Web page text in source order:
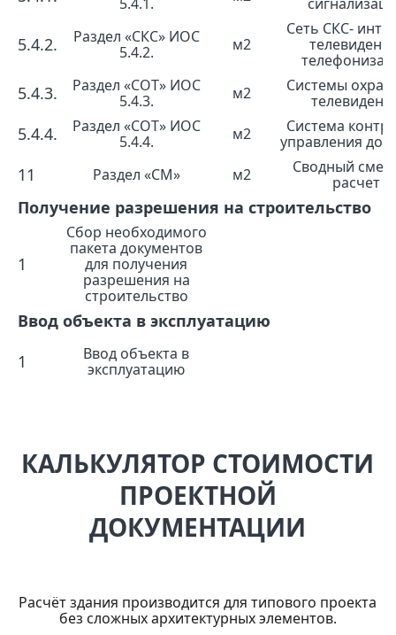
5.4.2.
Раздел «СКС» ИОС
5.4.2.
м2
Сеть СКС-
5.4.3.
Раздел «СОТ» ИОС
5.4.3.
м2
Системы
5.4.4.
Раздел «СОТ» ИОС
5.4.4.
м2
Система
управления
11 Раздел «СМ» м2
Сводный
расчет
Получение разрешения на строительство
1
Сбор необходимого
пакета документов
для получения
разрешения на
строительство
Ввод объекта в эксплуатацию
1
Ввод объекта в
эксплуатацию
КАЛЬКУЛЯТОР СТОИМОСТИ
ПРОЕКТНОЙ
ДОКУМЕНТАЦИИ
Расчёт здания производится для типового проекта
без сложных архитектурных элементов.